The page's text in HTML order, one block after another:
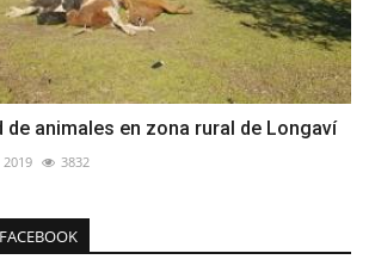
de animales en zona rural de Longaví
3832